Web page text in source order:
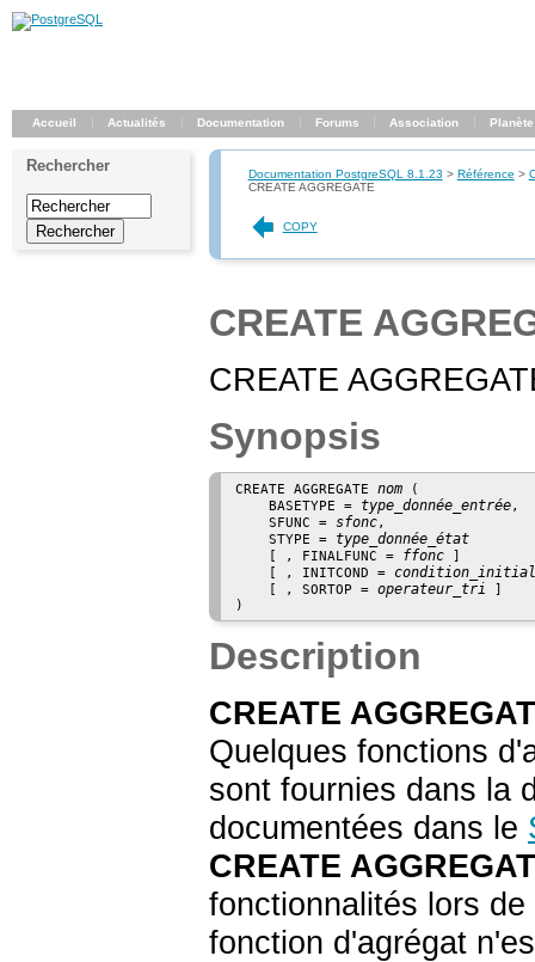
Accueil Actualités Documentation Forums Association Planète
Rechercher Documentation PostgreSQL 8.1.23 > Référence >
CREATE AGGREGATE
COPY
CREATE
CREATE
Synopsis
CREATE AGGREGATE nom (
    BASETYPE =
type_donnée_entrée,
    SFUNC =
sfonc,
    STYPE =
type_donnée_état
    [ , FINALFUNC =
ffonc ]
    [ , INITCOND =
    [ , SORTOP =
operateur_tri ]
Description
CREATE
Quelques fonctions
sont fournies dans la
documentées dans le
CREATE
fonctionnalités lors
fonction d'agrégat